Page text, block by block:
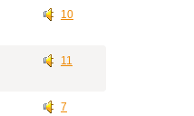
10
11
7